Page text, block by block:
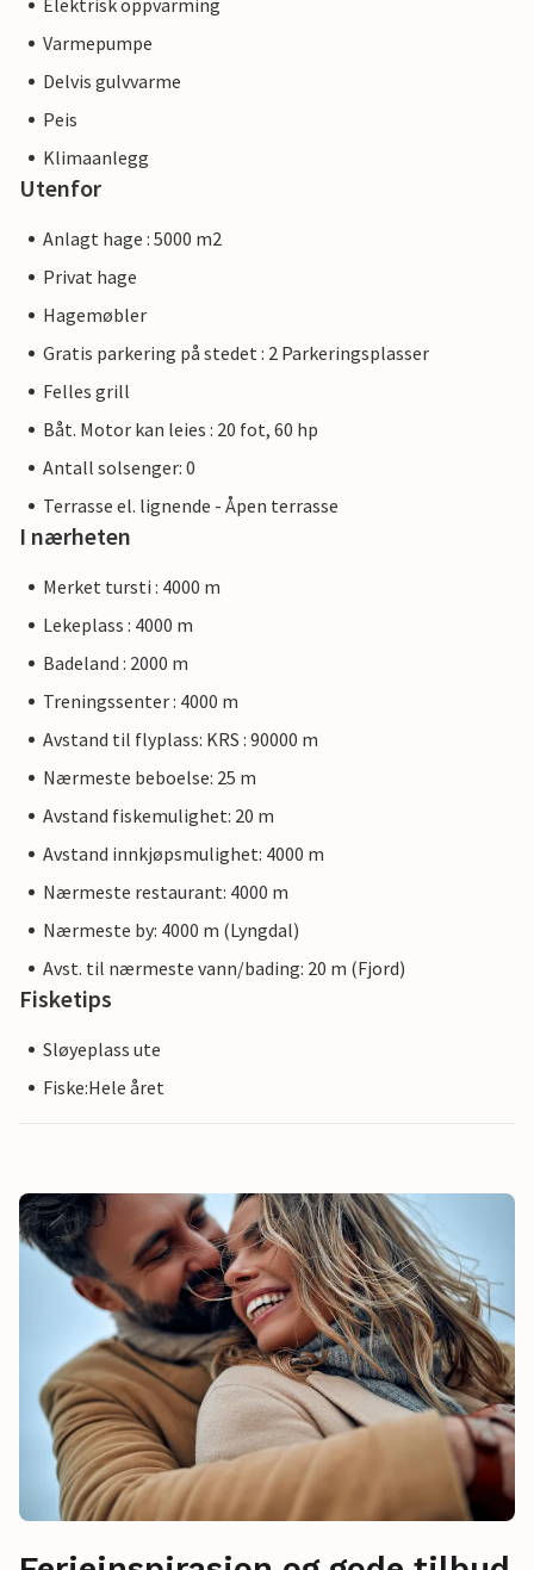
Elektrisk oppvarming
Varmepumpe
Delvis gulvvarme
Peis
Klimaanlegg
Utenfor
Anlagt hage : 5000 m2
Privat hage
Hagemøbler
Gratis parkering på stedet : 2 Parkeringsplasser
Felles grill
Båt. Motor kan leies : 20 fot, 60 hp
Antall solsenger: 0
Terrasse el. lignende - Åpen terrasse
I nærheten
Merket tursti : 4000 m
Lekeplass : 4000 m
Badeland : 2000 m
Treningssenter : 4000 m
Avstand til flyplass: KRS : 90000 m
Nærmeste beboelse: 25 m
Avstand fiskemulighet: 20 m
Avstand innkjøpsmulighet: 4000 m
Nærmeste restaurant: 4000 m
Nærmeste by: 4000 m (Lyngdal)
Avst. til nærmeste vann/bading: 20 m (Fjord)
Fisketips
Sløyeplass ute
Fiske:Hele året